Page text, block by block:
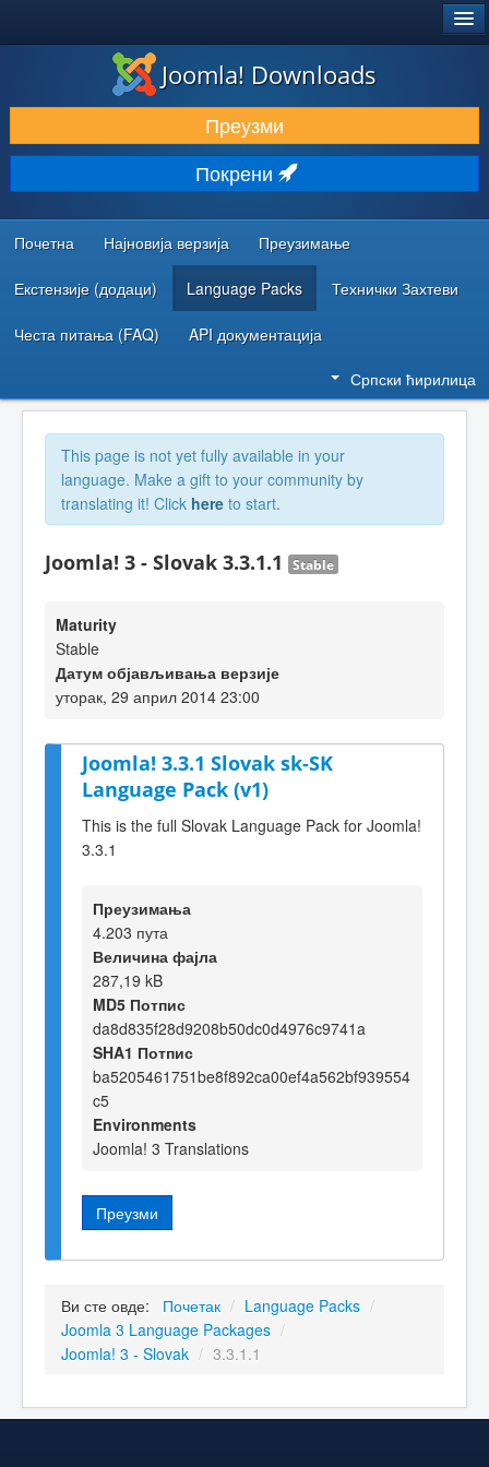
ПРЕУЗИМАЊЕ И ПРОШИРЕЊА (ЕКСТЕНЗИЈЕ)
ОТКРИЈТЕ И НАУЧИТЕ
ЗАЈЕДНИЦА И ПОДРШКА
РЕСУРСИ ЗА РАЗВОЈ
Joomla! Downloads
Преузми
Покрени
Почетна Најновија верзија Преузимање
Екстензије (додаци) Language Packs Технички Захтеви
Честа питања (FAQ) API документација
Српски ћирилица
This page is not yet fully available in your
language. Make a gift to your community by
translating it! Click here to start.
Joomla! 3 - Slovak 3.3.1.1 Stable
Maturity
Stable
Датум објављивања верзије
уторак, 29 април 2014 23:00
Joomla! 3.3.1 Slovak sk-SK
Language Pack (v1)
This is the full Slovak Language Pack for Joomla!
3.3.1
Преузимања
4.203 пута
Величина фајла
287,19 kB
MD5 Потпис
da8d835f28d9208b50dc0d4976c9741a
SHA1 Потпис
ba5205461751be8f892ca00ef4a562bf939554
c5
Environments
Joomla! 3 Translations
Преузми
Ви сте овде: Почетак / Language Packs /
Joomla 3 Language Packages /
Joomla! 3 - Slovak / 3.3.1.1